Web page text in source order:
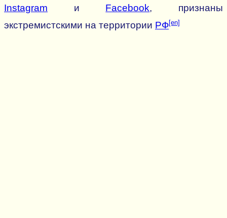
Instagram и Facebook, признаны
экстремистскими на территории РФ[en]